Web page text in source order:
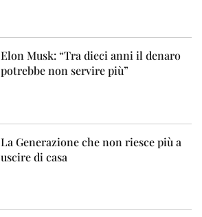
Elon Musk: “Tra dieci anni il denaro
potrebbe non servire più”
La Generazione che non riesce più a
uscire di casa